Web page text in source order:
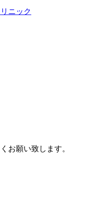
お願い致します。